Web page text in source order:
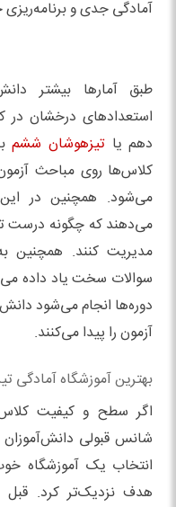
آمادگی جدی و
طبق آمارها بیشتر
استعدادهای درخشان
دهم یاتیزهوشان ششم
کلاس‌ها روی مباحث
می‌شود. همچنین در
می‌دهند که چگونه درست
مدیریت کنند. همچنین
سوالات سخت یاد داده
دوره‌ها انجام می‌شود
آزمون را پیدا می‌کنند.
بهترین آموزشگاه
اگر سطح و کیفیت
شانس قبولی دانش‌آموزان
انتخاب یک آموزشگاه
هدف نزدیک‌تر کرد. قبل